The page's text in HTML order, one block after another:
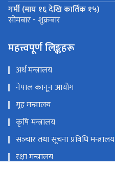
गर्मी (माघ १६ देखि कार्तिक १५)
सोमबार - शुक्रबार
महत्त्वपूर्ण लिङ्कहरू
अर्थ मन्त्रालय
नेपाल कानून आयोग
गृह मन्त्रालय
कृषि मन्त्रालय
सञ्‍चार तथा सूचना प्रविधि मन्त्रालय
रक्षा मन्त्रालय